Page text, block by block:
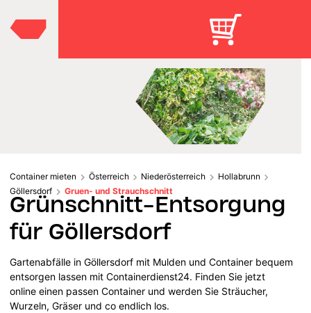
Container mieten Österreich Niederösterreich
Hollabrunn
Göllersdorf
Gruen- und Strauchschnitt
Grünschnitt-Entsorgung
für Göllersdorf
Gartenabfälle in Göllersdorf mit Mulden und Container bequem
entsorgen lassen mit Containerdienst24. Finden Sie jetzt
online einen passen Container und werden Sie Sträucher,
Wurzeln, Gräser und co endlich los.